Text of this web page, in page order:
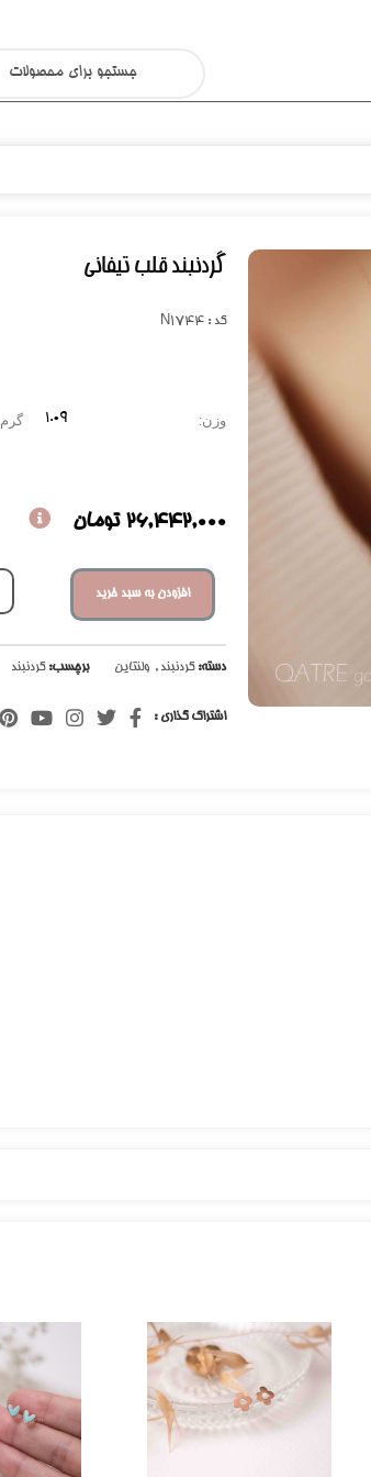
گردنبند قلب تیفانی
کد : N1744
وزن: 1.09 گرم
26,442,000 تومان
افزودن به سبد خرید
دسته: گردنبند , ولنتاین برچسب: گردنبند
اشتراک گذاری :